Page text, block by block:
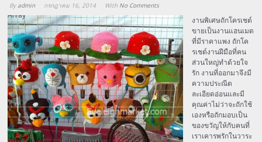
By admin กรกฎาคม 16, 2014 With No Comments
Array
งานพิเศษถักโครเชต์
ขายเป็นงานแฮนเมด
ที่มีราคาแพง ถักโค
รเชต์งานฝีมือที่คน
ส่วนใหญ่ทำด้วยใจ
รัก งานที่ออกมาจึงมี
ความประณีต
ละเอียดอ่อนและมี
คุณค่าไม่ว่าจะถักใช้
เองหรือถักมอบเป็น
ของขวัญให้กับคนที่
เราเคารพรักในวาระ